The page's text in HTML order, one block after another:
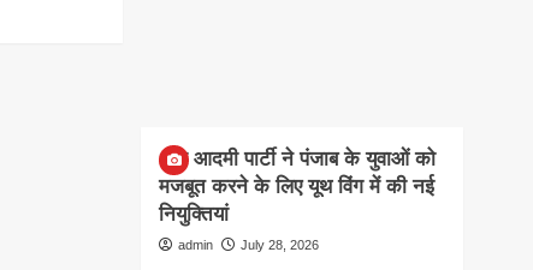
आम आदमी पार्टी ने पंजाब के युवाओं को
मजबूत करने के लिए यूथ विंग में की नई
नियुक्तियां
admin July 28, 2026